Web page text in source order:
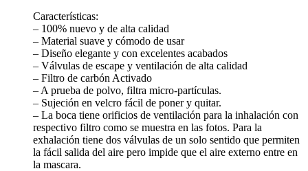
Características:
– 100% nuevo y de alta calidad
– Material suave y cómodo de usar
– Diseño elegante y con excelentes acabados
– Válvulas de escape y ventilación de alta calidad
– Filtro de carbón Activado
– A prueba de polvo, filtra micro-partículas.
– Sujeción en velcro fácil de poner y quitar.
– La boca tiene orificios de ventilación para la inhalación con
respectivo filtro como se muestra en las fotos. Para la
exhalación tiene dos válvulas de un solo sentido que permiten
la fácil salida del aire pero impide que el aire externo entre en
la mascara.